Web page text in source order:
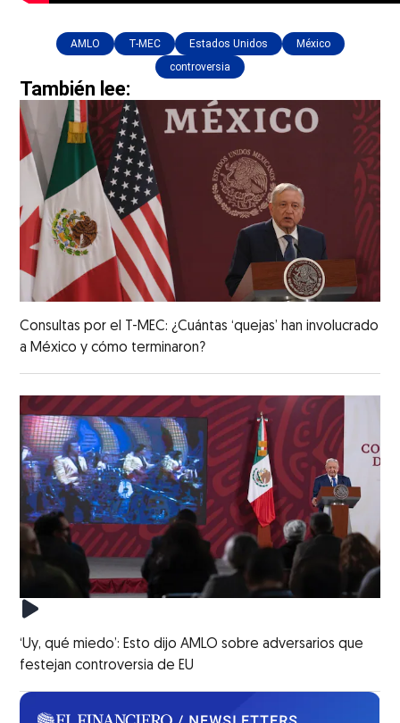
AMLO T-MEC Estados Unidos
México
controversia
También lee:
Consultas por el T-MEC: ¿Cuántas ‘quejas’ han involucrado
a México y cómo terminaron?
‘Uy, qué miedo’: Esto dijo AMLO sobre adversarios que
festejan controversia de EU